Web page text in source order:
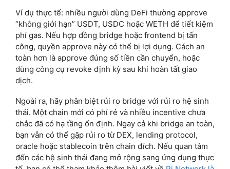
Ví dụ thực tế: nhiều người dùng DeFi thường approve
“không giới hạn” USDT, USDC hoặc WETH để tiết kiệm
phí gas. Nếu hợp đồng bridge hoặc frontend bị tấn
công, quyền approve này có thể bị lợi dụng. Cách an
toàn hơn là approve đúng số tiền cần chuyển, hoặc
dùng công cụ revoke định kỳ sau khi hoàn tất giao
dịch.
Ngoài ra, hãy phân biệt rủi ro bridge với rủi ro hệ sinh
thái. Một chain mới có phí rẻ và nhiều incentive chưa
chắc đã có hạ tầng ổn định. Ngay cả khi bridge an toàn,
bạn vẫn có thể gặp rủi ro từ DEX, lending protocol,
oracle hoặc stablecoin trên chain đích. Nếu quan tâm
đến các hệ sinh thái đang mở rộng sang ứng dụng thực